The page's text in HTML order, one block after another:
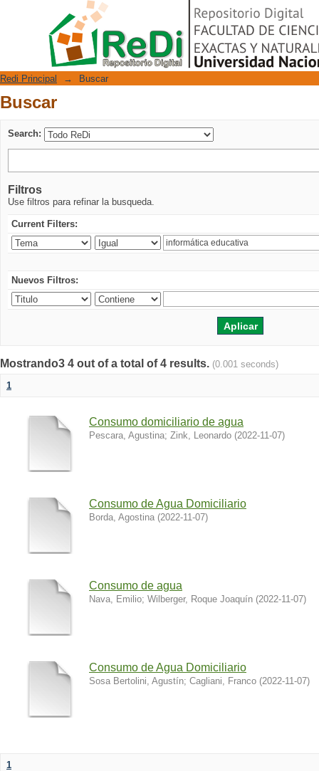
Repositorio Digital
Redi Principal → Buscar
Buscar
Search:
Filtros
Use filtros para refinar la busqueda.
Current Filters:
Nuevos Filtros:
Mostrando3 4 out of a total of 4 results. (0.001 seconds)
1
Consumo domiciliario de agua
Pescara, Agustina; Zink, Leonardo (2022-11-07)
Consumo de Agua Domiciliario
Borda, Agostina (2022-11-07)
Consumo de agua
Nava, Emilio; Wilberger, Roque Joaquín (2022-11-07)
Consumo de Agua Domiciliario
Sosa Bertolini, Agustín; Cagliani, Franco (2022-11-07)
1